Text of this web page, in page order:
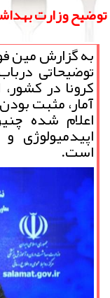
به گزارش مین
كرونا در
اعلام شده
است.